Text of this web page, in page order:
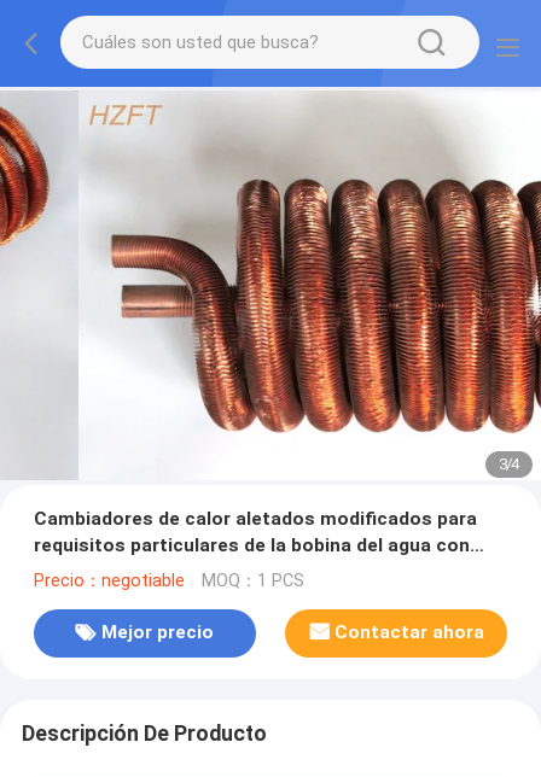
3/4
Cambiadores de calor aletados modificados para
requisitos particulares de la bobina del agua con
proceso de extrudado o finning
Precio：negotiable MOQ：1 PCS
Mejor precio Contactar ahora
Descripción De Producto